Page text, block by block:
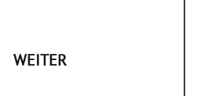
WEITER